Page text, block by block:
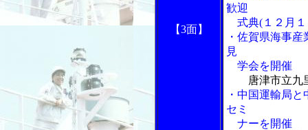
【3面】
歓迎
式典(１２月１
・佐賀県海事
見
学会を開催
唐津市立九
・中国運輸局
セミ
ナーを開催